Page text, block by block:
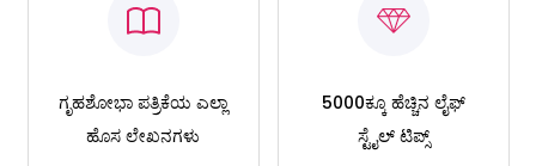
ಗೃಹಶೋಭಾ ಪತ್ರಿಕೆಯ ಎಲ್ಲಾ
ಹೊಸ ಲೇಖನಗಳು
5000ಕ್ಕೂ ಹೆಚ್ಚಿನ ಲೈಫ್
ಸ್ಟೈಲ್ ಟಿಪ್ಸ್